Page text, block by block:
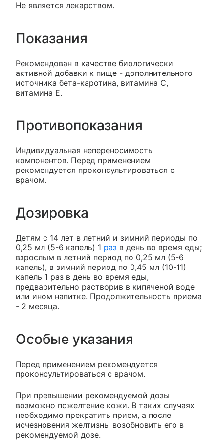
Не является лекарством.
Показания
Рекомендован в качестве биологически
активной добавки к пище - дополнительного
источника бета-каротина, витамина С,
витамина Е.
Противопоказания
Индивидуальная непереносимость
компонентов. Перед применением
рекомендуется проконсультироваться с
врачом.
Дозировка
Детям с 14 лет в летний и зимний периоды по
0,25 мл (5-6 капель) 1 раз в день во время еды;
взрослым в летний период по 0,25 мл (5-6
капель), в зимний период по 0,45 мл (10-11)
капель 1 раз в день во время еды,
предварительно растворив в кипяченой воде
или ином напитке. Продолжительность приема
- 2 месяца.
Особые указания
Перед применением рекомендуется
проконсультироваться с врачом.
При превышении рекомендуемой дозы
возможно пожелтение кожи. В таких случаях
необходимо прекратить прием, а после
исчезновения желтизны возобновить его в
рекомендуемой дозе.